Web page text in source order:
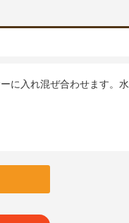
に入れ混ぜ合わせます。水